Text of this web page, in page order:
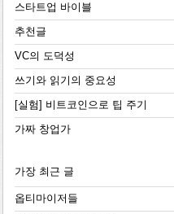
스타트업 바이블
추천글
VC의 도덕성
쓰기와 읽기의 중요성
[실험] 비트코인으로 팁 주기
가짜 창업가
가장 최근 글
옵티마이저들